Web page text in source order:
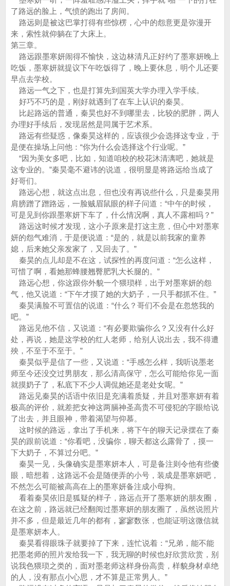
了路远的脸上，气愤的跑出了房间。
路远则是被这巴掌打得有些惊楞，心中的怨意更是弥漫开
来，索性就仰躺在了大床上。
第三章。
路远跟墨寒妍闹得不愉快，这边林清凡正好约了墨寒妍晚上
吃饭，墨寒妍就提议下午吃饭得了，晚上要休息，明个儿还要
早点去学校。
路远一气之下，也是打算先到国英大学办理入学手续。
好巧不巧的是，刚好就遇到了在车上认识的秦昊。
比起路远的普通，秦昊也好不到哪里去，比较的肥胖，两人
办理好手续后，发现居然是同属于艺术系。
路远有些疑惑，像秦昊这样的，应该很少会选择这专业，于
是便在操场上问他：“你为什么会选择这个行业呢。”
“因为美女多吧，比如，知道咱校的校花沐清漓吧，她就是
这专业的。”秦昊毫不避讳的说道，很明显是将路远给当成了
好哥们。
路远心想，就这点出息，但也没有再说些什么，只是秦昊用
肩膀蹭了蹭路远，一脸贼眉鼠眼的样子问道：“中午的时候，
可是见到你跟墨寒妍下车了，什么情况啊，真人不露相吗？”
路远这时候才发现，这小子原来是打这主意，但心中对墨寒
妍的怨气难消，于是便说道：“是的，就是以前我家的童养
媳，后来她父亲发家了，又回去了。”
秦昊的点儿却是不在这，试探性的再度问道：“怎么这样，
可惜了啊，看她那蜂腰翘臀肥乳大长腿的。”
路远心想，你这跟你外貌一个猥琐样，出于对墨寒妍的怨
气，他又说道：“下午才摸了她的大奶子，一只手都抓不住。”
秦昊满脸不可置信的说道：“什么？哥们不会是在忽悠我的
吧。”
路远见他不信，又说道：“有必要欺骗你么？又没有什么好
处，再说，她是这学校的红人老师，给别人说出去，我不得遭
殃，不至于不至于。”
秦昊似乎是信了一些，又说道：“手感怎么样，我听说墨老
师至今还没交过男朋友，那么清高保守，怎么可能给你见一面
就摸奶子了，私底下不少人调侃她还是老处女呢。”
路远见秦昊的话语中依旧是充满着质疑，并且对墨寒妍有着
极高的评价，就差把女神这两膈神圣高贵不可侵犯的字眼给说
了出去，并且眼神，带着渴望与仰慕。
这时候的路远，拿出了手机来，将下午的聊天记录摆在了秦
昊的跟前说道：“你看吧，没骗你，聊天都这么露骨了，摸一
下大奶子，不算过分吧。”
秦昊一见，头像确实是墨寒妍本人，可是备注则令他有些傻
眼，暗想着，这路远不会是随便弄的小号，装成是墨寒妍吧，
不然怎么可能被高高在上的墨寒妍备注成小母狗。
看着秦昊依旧是狐疑的样子，路远点开了墨寒妍的朋友圈，
在这之前，路远就已经翻阅过墨寒妍的朋友圈了，虽然说照片
并不多，但是最近几年的都有，寥寥数张，也能证明这微信就
是墨寒妍本人。
秦昊看得眼珠子就要掉了下来，连忙说着：“兄弟，能不能
把墨老师的照片发给我一下，我无聊的时候也好欣赏欣赏，别
说我色猥琐之类的，面对墨老师这样身份高贵，样貌身材卓绝
的人，没有那点小心思，才不算是正常男人。”